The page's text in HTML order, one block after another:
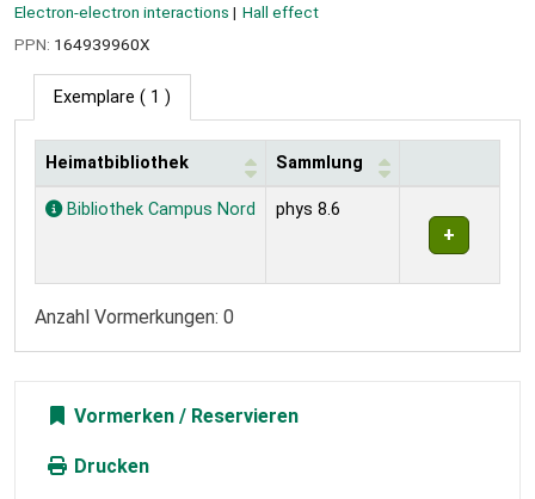
Electron-electron interactions
Hall effect
PPN: 164939960X
Exemplare ( 1 )
Exemplare
Heimatbibliothek Sammlung
Bibliothek Campus Nord phys 8.6
Anzahl Vormerkungen: 0
Vormerken
Drucken